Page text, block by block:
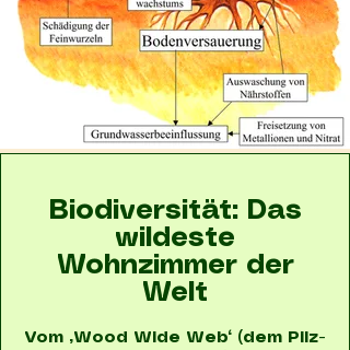
Biodiversität: Das
wildeste
Wohnzimmer der
Welt
Vom „Wood Wide Web“ (dem Pilz-